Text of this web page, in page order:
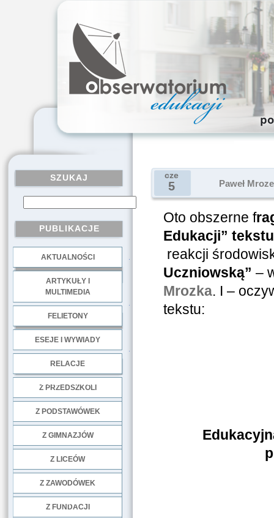
SZUKAJ
PUBLIKACJE
AKTUALNOŚCI
ARTYKUŁY I
MULTIMEDIA
FELIETONY
ESEJE I WYWIADY
RELACJE
Z PRZEDSZKOLI
Z PODSTAWÓWEK
Z GIMNAZJÓW
Z LICEÓW
Z ZAWODÓWEK
Z FUNDACJI
cze
5 Paweł
Oto obszerne f
Edukacji”
reakcji
Uczniowską” –
Mrozka. I –
tekstu: